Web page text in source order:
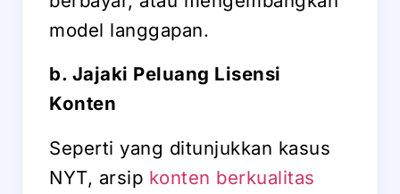
model langgapan.
b. Jajaki Peluang Lisensi
Konten
Seperti yang ditunjukkan kasus
NYT, arsip konten berkualitas